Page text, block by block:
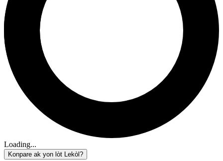
Loading...
Konpare ak yon lòt Lekòl?